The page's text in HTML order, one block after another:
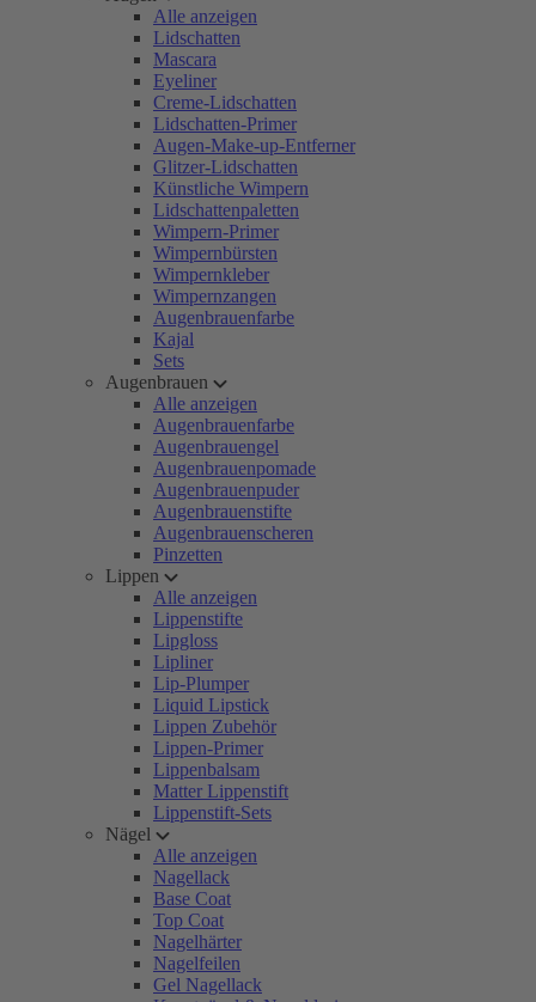
Alle anzeigen
Lidschatten
Mascara
Eyeliner
Creme-Lidschatten
Lidschatten-Primer
Augen-Make-up-Entferner
Glitzer-Lidschatten
Künstliche Wimpern
Lidschattenpaletten
Wimpern-Primer
Wimpernbürsten
Wimpernkleber
Wimpernzangen
Augenbrauenfarbe
Kajal
Sets
Augenbrauen
Alle anzeigen
Augenbrauenfarbe
Augenbrauengel
Augenbrauenpomade
Augenbrauenpuder
Augenbrauenstifte
Augenbrauenscheren
Pinzetten
Lippen
Alle anzeigen
Lippenstifte
Lipgloss
Lipliner
Lip-Plumper
Liquid Lipstick
Lippen Zubehör
Lippen-Primer
Lippenbalsam
Matter Lippenstift
Lippenstift-Sets
Nägel
Alle anzeigen
Nagellack
Base Coat
Top Coat
Nagelhärter
Nagelfeilen
Gel Nagellack